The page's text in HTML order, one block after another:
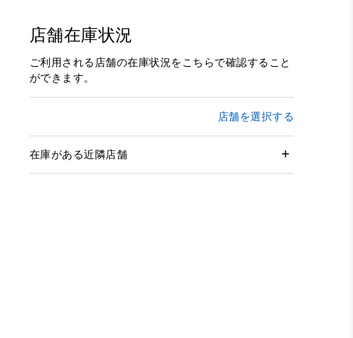
店舗在庫状況
ご利用される店舗の在庫状況をこちらで確認すること
ができます。
店舗を選択する
在庫がある近隣店舗